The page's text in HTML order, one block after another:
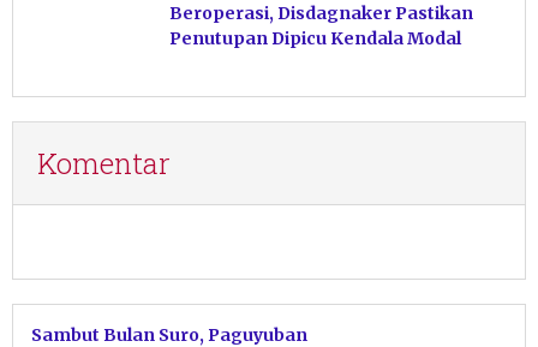
Beroperasi, Disdagnaker Pastikan
Penutupan Dipicu Kendala Modal
Komentar
Sambut Bulan Suro, Paguyuban